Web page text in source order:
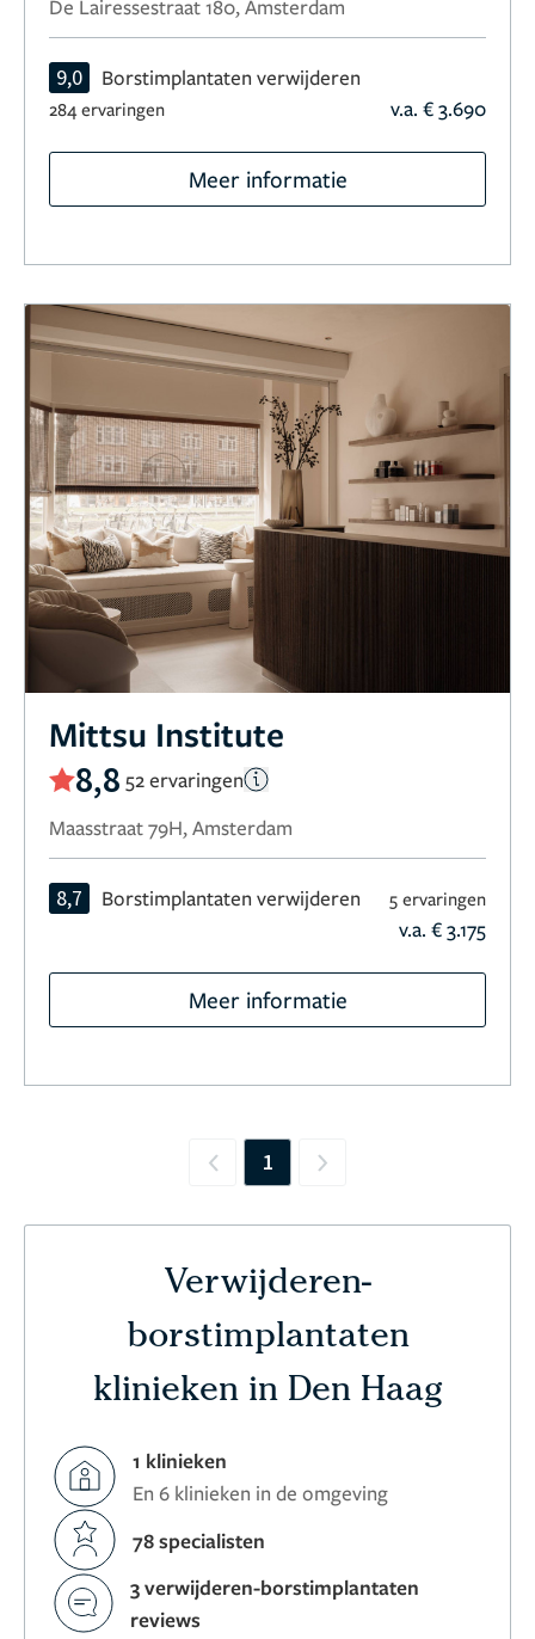
De Lairessestraat 180, Amsterdam
9,0 Borstimplantaten verwijderen
284 ervaringen v.a. € 3.690
Meer informatie
Mittsu Institute
8,8 52 ervaringen
Maasstraat 79H, Amsterdam
8,7 Borstimplantaten verwijderen 5 ervaringen
v.a. € 3.175
Meer informatie
Previous
1 Next
Verwijderen-
borstimplantaten
klinieken in Den Haag
1 klinieken
En 6 klinieken in de omgeving
78 specialisten
3 verwijderen-borstimplantaten
reviews